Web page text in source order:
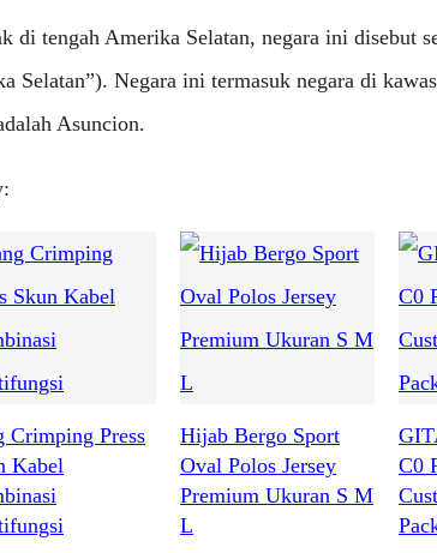
di tengah Amerika Selatan, negara ini disebut
Selatan”). Negara ini termasuk negara di
Asuncion.
Crimping Press
Kabel
Hijab Bergo Sport
Oval Polos Jersey
Premium Ukuran S M
L
C0